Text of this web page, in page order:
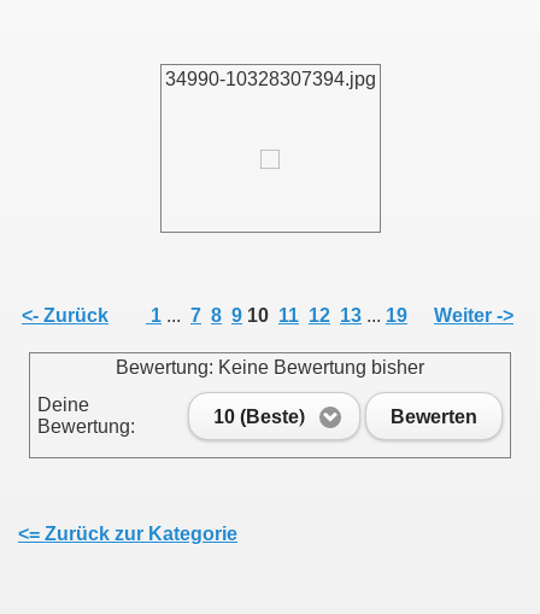
34990-10328307394.jpg
<- Zurück 1 ... 7 8 9 10 11 12 13 ... 19 Weiter ->
Bewertung: Keine Bewertung bisher
Deine
Bewertung:
10 (Beste) Bewerten
<= Zurück zur Kategorie